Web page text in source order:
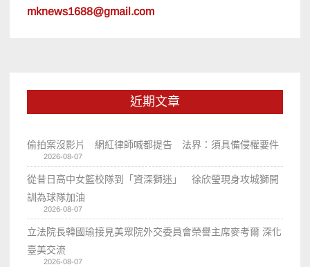
mknews1688@gmail.com
近期文章
偷拍案沒影片 網紅律師喊都提告 法界：須具備侵權要件
2026-08-07
從昔日高中女籃校隊到「資深獅迷」 徐欣瑩現身攻城獅開
訓為球隊加油
2026-08-07
立法院長韓國瑜接見美眾院外交委員會榮譽主席麥考爾 深化
臺美交流
2026-08-07